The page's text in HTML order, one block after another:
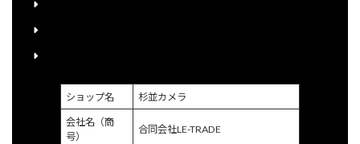
ショップ名 杉並カメラ
会社名（商
号）
合同会社LE-TRADE